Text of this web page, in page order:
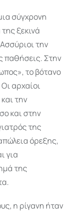
σύγχρονη
ξεκινά
την
παθήσεις. Στην
το βότανο
αρχαίοι
την
και στην
της
όρεξης,
για
της
η ρίγανη ήταν